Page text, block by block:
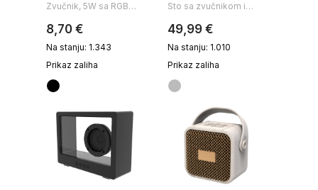
Zvučnik, 5W sa RGB…
8,70 €
Na stanju: 1.343
Prikaz zaliha
Sto sa zvučnikom i…
49,99 €
Na stanju: 1.010
Prikaz zaliha